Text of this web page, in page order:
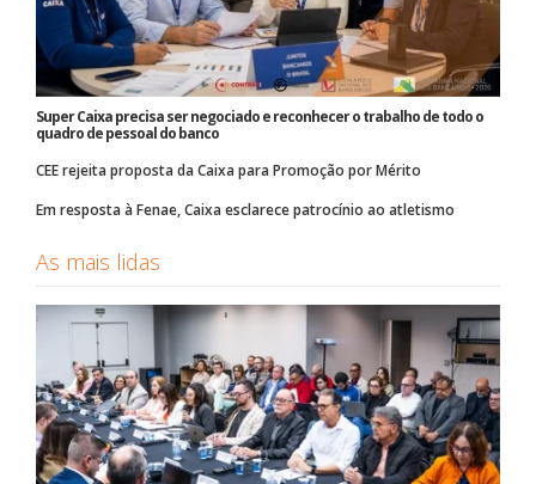
Super Caixa precisa ser negociado e reconhecer o trabalho de todo o
quadro de pessoal do banco
CEE rejeita proposta da Caixa para Promoção por Mérito
Em resposta à Fenae, Caixa esclarece patrocínio ao atletismo
As mais lidas